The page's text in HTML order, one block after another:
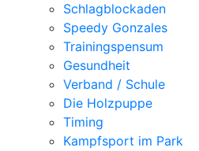
Schlagblockaden
Speedy Gonzales
Trainingspensum
Gesundheit
Verband / Schule
Die Holzpuppe
Timing
Kampfsport im Park